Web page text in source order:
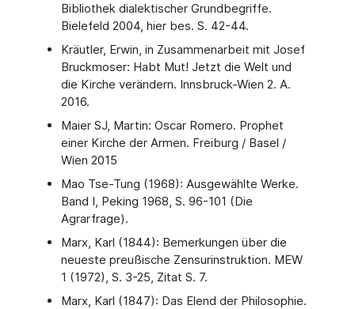
Bibliothek dialektischer Grundbegriffe.
Bielefeld 2004, hier bes. S. 42-44.
Kräutler, Erwin, in Zusammenarbeit mit Josef
Bruckmoser: Habt Mut! Jetzt die Welt und
die Kirche verändern. Innsbruck-Wien 2. A.
2016.
Maier SJ, Martin: Oscar Romero. Prophet
einer Kirche der Armen. Freiburg / Basel /
Wien 2015
Mao Tse-Tung (1968): Ausgewählte Werke.
Band I, Peking 1968, S. 96-101 (Die
Agrarfrage).
Marx, Karl (1844): Bemerkungen über die
neueste preußische Zensurinstruktion. MEW
1 (1972), S. 3-25, Zitat S. 7.
Marx, Karl (1847): Das Elend der Philosophie.